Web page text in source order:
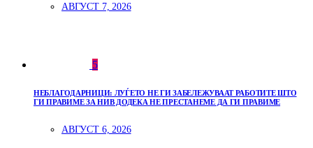
АВГУСТ 7, 2026
5
НЕБЛАГОДАРНИЦИ: ЛУЃЕТО НЕ ГИ ЗАБЕЛЕЖУВААТ РАБОТИТЕ ШТО
ГИ ПРАВИМЕ ЗА НИВ ДОДЕКА НЕ ПРЕСТАНЕМЕ ДА ГИ ПРАВИМЕ
АВГУСТ 6, 2026